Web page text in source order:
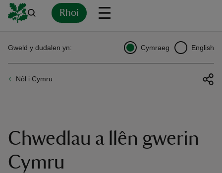
Rhoi
Nôl i Cymru
Gweld y dudalen yn: Cymraeg English
Chwedlau a llên gwerin
Cymru